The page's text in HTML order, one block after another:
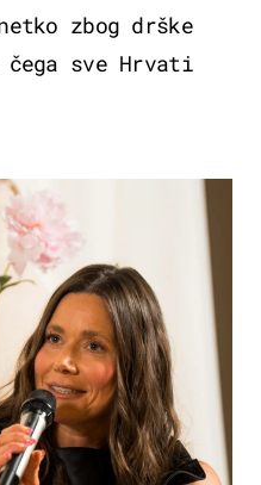
zbog drške
čega sve Hrvati